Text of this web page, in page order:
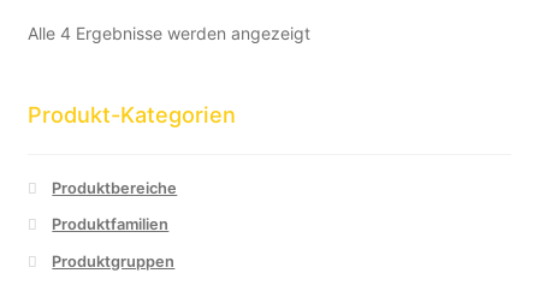
Alle 4 Ergebnisse werden angezeigt
Produkt-Kategorien
Produktbereiche
Produktfamilien
Produktgruppen